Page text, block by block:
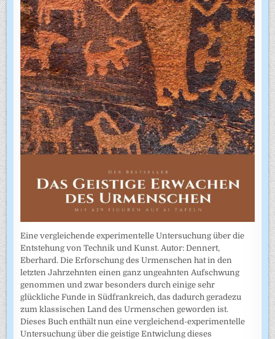
Eine vergleichende experimentelle Untersuchung über die
Entstehung von Technik und Kunst. Autor: Dennert,
Eberhard. Die Erforschung des Urmenschen hat in den
letzten Jahrzehnten einen ganz ungeahnten Aufschwung
genommen und zwar besonders durch einige sehr
glückliche Funde in Südfrankreich, das dadurch geradezu
zum klassischen Land des Urmenschen geworden ist.
Dieses Buch enthält nun eine vergleichend-experimentelle
Untersuchung über die geistige Entwiclung dieses